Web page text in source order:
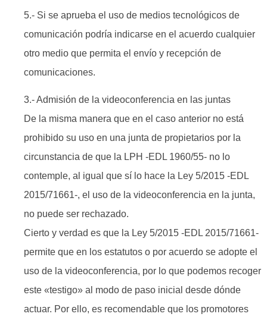
5.- Si se aprueba el uso de medios tecnológicos de
comunicación podría indicarse en el acuerdo cualquier
otro medio que permita el envío y recepción de
comunicaciones.
3.- Admisión de la videoconferencia en las juntas
De la misma manera que en el caso anterior no está
prohibido su uso en una junta de propietarios por la
circunstancia de que la LPH -EDL 1960/55- no lo
contemple, al igual que sí lo hace la Ley 5/2015 -EDL
2015/71661-, el uso de la videoconferencia en la junta,
no puede ser rechazado.
Cierto y verdad es que la Ley 5/2015 -EDL 2015/71661-
permite que en los estatutos o por acuerdo se adopte el
uso de la videoconferencia, por lo que podemos recoger
este «testigo» al modo de paso inicial desde dónde
actuar. Por ello, es recomendable que los promotores